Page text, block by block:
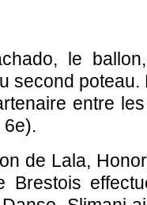
le
second
entre
de Lala,
Brestois